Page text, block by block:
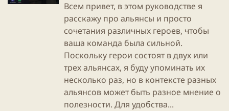
Всем привет, в этом руководстве я
расскажу про альянсы и просто
сочетания различных героев, чтобы
ваша команда была сильной.
Поскольку герои состоят в двух или
трех альянсах, я буду упоминать их
несколько раз, но в контексте разных
альянсов может быть разное мнение о
полезности. Для удобства...